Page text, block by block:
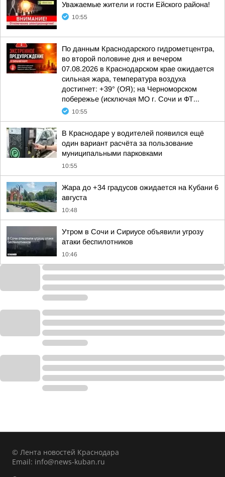
Уважаемые жители и гости Ейского района!
10:55
По данным Краснодарского гидрометцентра,
во второй половине дня и вечером
07.08.2026 в Краснодарском крае ожидается
сильная жара, температура воздуха
достигнет: +39° (ОЯ); на Черноморском
побережье (исключая МО г. Сочи и ФТ...
10:55
В Краснодаре у водителей появился ещё
один вариант расчёта за пользование
муниципальными парковками
10:55
Жара до +34 градусов ожидается на Кубани 6
августа
10:48
Утром в Сочи и Сириусе объявили угрозу
атаки беспилотников
10:46
© Лента новостей Краснодара
Email: info@news-kuban.ru